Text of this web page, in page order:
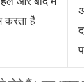
करता है